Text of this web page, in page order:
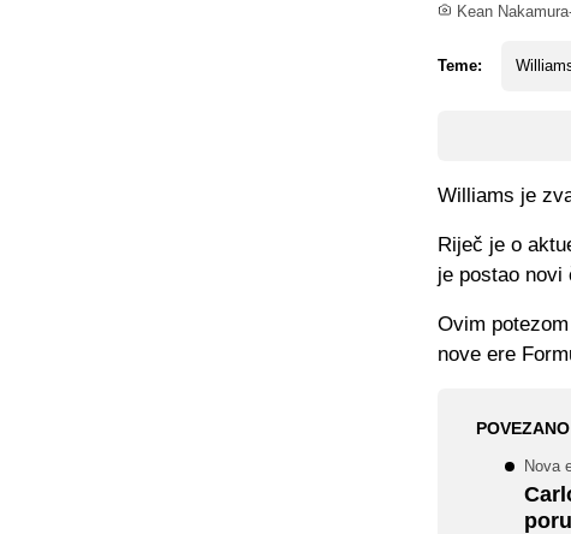
Kean
Teme:
Williams je
Riječ je o
je postao novi
Ovim
nove ere
POVEZANO
Nova